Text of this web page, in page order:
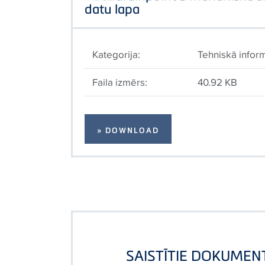
datu lapa
Kategorija:
Tehniskā
Faila izmērs:
40.92 KB
» DOWNLOAD
SAISTĪTIE